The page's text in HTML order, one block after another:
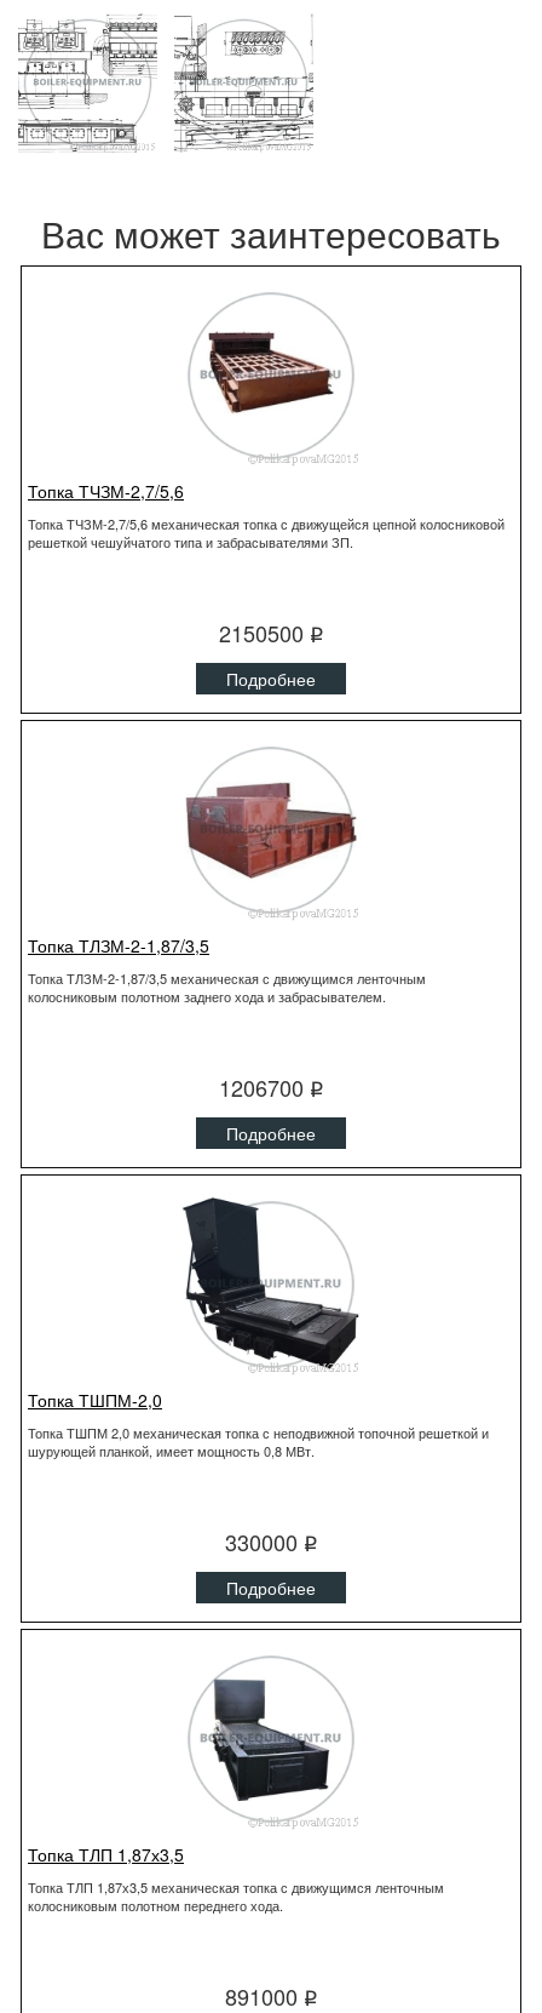
Вас может заинтересовать
Топка ТЧЗМ-2,7/5,6
Топка ТЧЗМ-2,7/5,6 механическая топка с движущейся цепной колосниковой
решеткой чешуйчатого типа и забрасывателями ЗП.
2150500 q
Подробнее
Топка ТЛЗМ-2-1,87/3,5
Топка ТЛЗМ-2-1,87/3,5 механическая с движущимся ленточным
колосниковым полотном заднего хода и забрасывателем.
1206700 q
Подробнее
Топка ТШПМ-2,0
Топка ТШПМ 2,0 механическая топка с неподвижной топочной решеткой и
шурующей планкой, имеет мощность 0,8 МВт.
330000 q
Подробнее
Топка ТЛП 1,87х3,5
Топка ТЛП 1,87х3,5 механическая топка с движущимся ленточным
колосниковым полотном переднего хода.
891000 q